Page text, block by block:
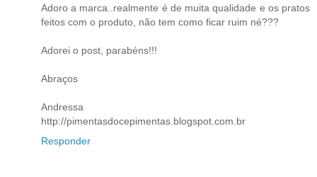
Adoro a marca..realmente é de muita qualidade e os pratos
feitos com o produto, não tem como ficar ruim né???
Adorei o post, parabéns!!!
Abraços
Andressa
http://pimentasdocepimentas.blogspot.com.br
Responder